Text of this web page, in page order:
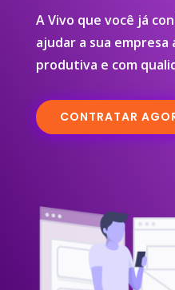
A Vivo que você já
ajudar a sua empresa
produtiva e com
CONTRATAR